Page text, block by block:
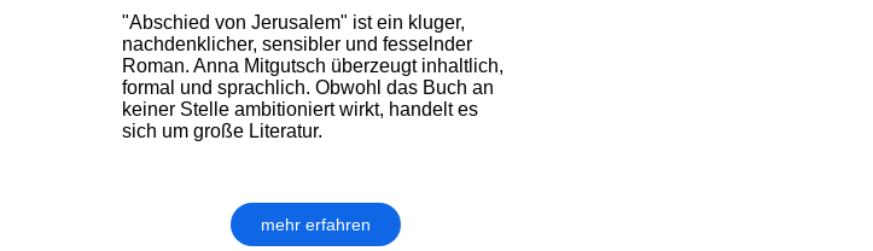
"Abschied von Jerusalem" ist ein kluger,
nachdenklicher, sensibler und fesselnder
Roman. Anna Mitgutsch überzeugt inhaltlich,
formal und sprachlich. Obwohl das Buch an
keiner Stelle ambitioniert wirkt, handelt es
sich um große Literatur.
mehr erfahren